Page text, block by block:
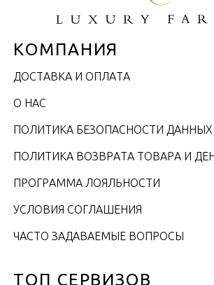
КОМПАНИЯ
ДОСТАВКА И ОПЛАТА
О НАС
ПОЛИТИКА БЕЗОПАСНОСТИ ДАННЫХ
ПОЛИТИКА ВОЗВРАТА ТОВАРА И
ПРОГРАММА ЛОЯЛЬНОСТИ
УСЛОВИЯ СОГЛАШЕНИЯ
ЧАСТО ЗАДАВАЕМЫЕ ВОПРОСЫ
ТОП СЕРВИЗОВ